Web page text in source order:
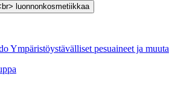
Ympäristöystävälliset pesuaineet ja muuta